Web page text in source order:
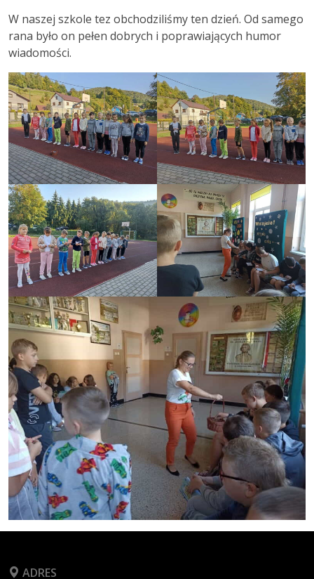
W naszej szkole tez obchodziliśmy ten dzień. Od samego
rana było on pełen dobrych i poprawiających humor
wiadomości.
ADRES